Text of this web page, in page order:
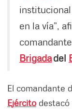
en la vía”,
Brigadadel
El comandante
Ejército